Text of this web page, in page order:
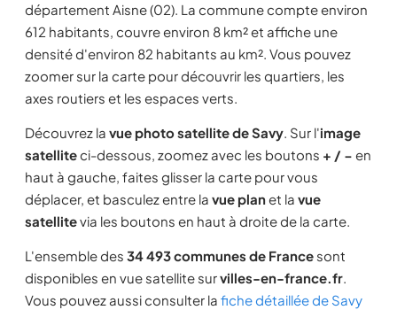
département Aisne (02). La commune compte environ
612 habitants, couvre environ 8 km² et affiche une
densité d'environ 82 habitants au km². Vous pouvez
zoomer sur la carte pour découvrir les quartiers, les
axes routiers et les espaces verts.
Découvrez la vue photo satellite de Savy. Sur l'image
satelliteci-dessous, zoomez avec les boutons + / − en
haut à gauche, faites glisser la carte pour vous
déplacer, et basculez entre la vue planet la vue
satellitevia les boutons en haut à droite de la carte.
L'ensemble des 34 493 communes de France sont
disponibles en vue satellite survilles-en-france.fr.
Vous pouvez aussi consulter la fiche détaillée de Savy